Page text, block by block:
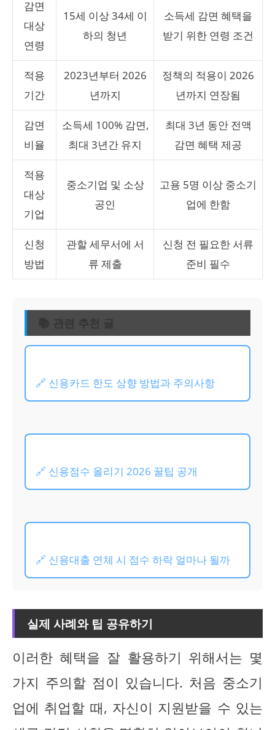
감면
대상
연령
15세 이상 34세 이
하의 청년
소득세 감면 혜택을
받기 위한 연령 조건
적용
기간
2023년부터 2026
년까지
정책의 적용이 2026
년까지 연장됨
감면
비율
소득세 100% 감면,
최대 3년간 유지
최대 3년 동안 전액
감면 혜택 제공
적용
대상
기업
중소기업 및 소상
공인
고용 5명 이상 중소기
업에 한함
신청
방법
관할 세무서에 서
류 제출
신청 전 필요한 서류
준비 필수
📚 관련 추천 글
🔗 신용카드 한도 상향 방법과 주의사항
🔗 신용점수 올리기 2026 꿀팁 공개
🔗 신용대출 연체 시 점수 하락 얼마나 될까
실제 사례와 팁 공유하기
이러한 혜택을 잘 활용하기 위해서는 몇
가지 주의할 점이 있습니다. 처음 중소기
업에 취업할 때, 자신이 지원받을 수 있는